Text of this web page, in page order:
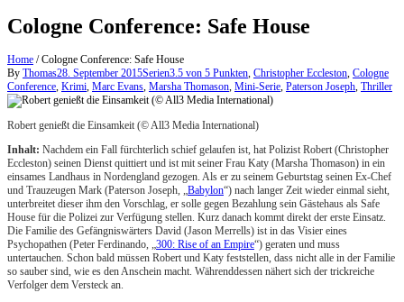
Cologne Conference: Safe House
Home /Cologne Conference: Safe House
By Thomas28. September 2015Serien3.5 von 5 Punkten, Christopher Eccleston, Cologne
Conference, Krimi, Marc Evans, Marsha Thomason, Mini-Serie, Paterson Joseph, Thriller
Robert genießt die Einsamkeit (© All3 Media International)
Inhalt: Nachdem ein Fall fürchterlich schief gelaufen ist, hat Polizist Robert (Christopher
Eccleston) seinen Dienst quittiert und ist mit seiner Frau Katy (Marsha Thomason) in ein
einsames Landhaus in Nordengland gezogen. Als er zu seinem Geburtstag seinen Ex-Chef
und Trauzeugen Mark (Paterson Joseph, „Babylon“) nach langer Zeit wieder einmal sieht,
unterbreitet dieser ihm den Vorschlag, er solle gegen Bezahlung sein Gästehaus als Safe
House für die Polizei zur Verfügung stellen. Kurz danach kommt direkt der erste Einsatz.
Die Familie des Gefängniswärters David (Jason Merrells) ist in das Visier eines
Psychopathen (Peter Ferdinando, „300: Rise of an Empire“) geraten und muss
untertauchen. Schon bald müssen Robert und Katy feststellen, dass nicht alle in der Familie
so sauber sind, wie es den Anschein macht. Währenddessen nähert sich der trickreiche
Verfolger dem Versteck an.